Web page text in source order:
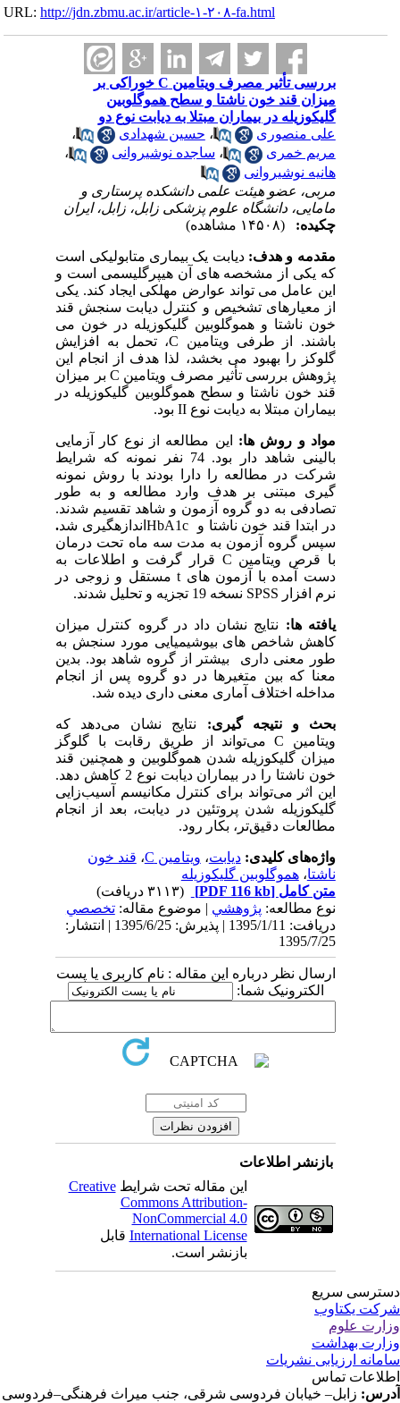
URL:http://jdn.zbmu.ac.ir/article-۱-۲۰۸-fa.html
بررسی تأثیر مصرف ویتامین C خوراکی بر
میزان قند خون ناشتا و سطح هموگلوبین
گلیکوزیله در بیماران مبتلا به دیابت نوع دو
علی منصوری
،حسین شهدادی
،
مریم خمری
،ساجده نوشیروانی
،
هانیه نوشیروانی
مربی، عضو هیئت علمی دانشکده پرستاری و
مامایی، دانشگاه علوم پزشکی زابل، زابل، ایران
چکیده:
مقدمه و هدف:دیابت یک بیماری متابولیکی است
که یکی از مشخصه های آن هیپرگلیسمی است و
این عامل می تواند عوارض مهلکی ایجاد کند. یکی
از معیارهای تشخیص و کنترل دیابت سنجش قند
خون ناشتا و هموگلوبین گلیکوزیله در خون می
باشند. از طرفی ویتامینC ، تحمل به افزایش
گلوکز را بهبود می بخشد، لذا هدف از انجام این
پژوهش بررسی تأثیر مصرف ویتامینCبر میزان
قند خون ناشتا و سطح هموگلوبین گلیکوزیله در
بیماران مبتلا به دیابت نوعIIبود.
مواد و روش ها:این مطالعه از نوع کار آزمایی
بالینی شاهد دار بود. 74 نفر نمونه که شرایط
شرکت در مطالعه را دارا بودند با روش نمونه
گیری مبتنی بر هدف وارد مطالعه و به طور
تصادفی به دو گروه آزمون و شاهد تقسیم شدند.
در ابتدا قند خون ناشتا و HbA1cاندازه­گیری شد.
سپس گروه آزمون به مدت سه ماه تحت درمان
با قرص ویتامینCقرار گرفت و اطلاعات به
دست آمده با آزمون هایt مستقل و زوجی در
نرم افزارSPSSنسخه 19 تجزیه و تحلیل شدند .
یافته ها:نتایج نشان داد در گروه کنترل میزان
کاهش شاخص های بیوشیمیایی مورد سنجش به
طور معنی داری بیشتر از گروه شاهد بود.بدین
معنا که بین متغیرها در دو گروه پس از انجام
مداخله اختلاف آماری معنی داری دیده شد.
بحث و نتیجه گیری:
نتایج نشان می‌دهد که
ویتامین
می‌تواند از طریق رقابت با گلوگز
میزان گلیکوزیله شدن هموگلوبین و همچنین قند
خون ناشتا را در بیماران دیابت نوع 2 کاهش دهد.
این اثر می‌تواند برای کنترل مکانیسم آسیب‌زایی
گلیکوزیله شدن پروتئین در دیابت، بعد از انجام
مطالعات دقیق‌تر، بکار رود.
واژه‌های کلیدی:دیابت،ویتامین C ،قند خون
ناشتا،هموگلوبین گلیکوزیله
متن کامل[PDF 116 kb]
نوع مطالعه:پژوهشي| موضوع مقاله:تخصصي
دریافت: 1395/1/11 | پذیرش: 1395/6/25 | انتشار:
1395/7/25
ارسال نظر درباره این مقاله : نام کاربری یا پست
الکترونیک شما:
بازنشر اطلاعات
این مقاله تحت شرایطCreative
Commons Attribution-
NonCommercial 4.0
International Licenseقابل
بازنشر است.
سریع
یکتاوب
علوم
بهداشت
ارزیابی نشریات
تماس
زابل– خیابان فردوسی شرقی، جنب میراث فرهنگی–فردوسی